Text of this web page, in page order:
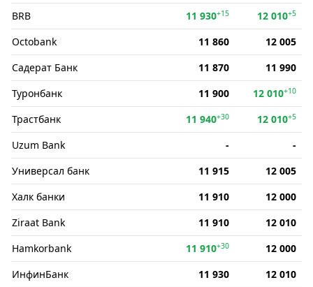
BRB 11 930+15 12 010+5
Octobank 11 860
12 005
Садерат Банк
11 870
11 990
Туронбанк
11 900 12 010+10
Трастбанк 11 940+30 12 010+5
Uzum Bank -
-
Универсал банк
11 915
12 005
Халк банки
11 910
12 000
Ziraat Bank
11 910
12 010
Hamkorbank
11 910+30
12 000
ИнфинБанк
11 930
12 010